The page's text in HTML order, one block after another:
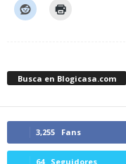
Busca en Blogicasa.com
3,255 Fans
64 Seguidores